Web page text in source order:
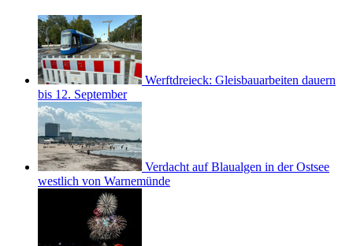
Werftdreieck: Gleisbauarbeiten dauern
bis 12. September
Verdacht auf Blaualgen in der Ostsee
westlich von Warnemünde